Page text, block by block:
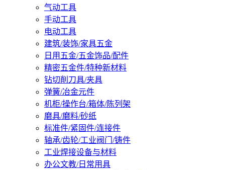
气动工具
手动工具
电动工具
建筑/装饰/家具五金
日用五金/五金饰品/配件
精密五金件/特种新材料
钻切削刀具/夹具
弹簧/冶金元件
机柜/操作台/箱体/陈列架
磨具/磨料/砂纸
标准件/紧固件/连接件
轴承/齿轮/工业阀门/铸件
工业焊接设备与材料
办公文教/日常用具